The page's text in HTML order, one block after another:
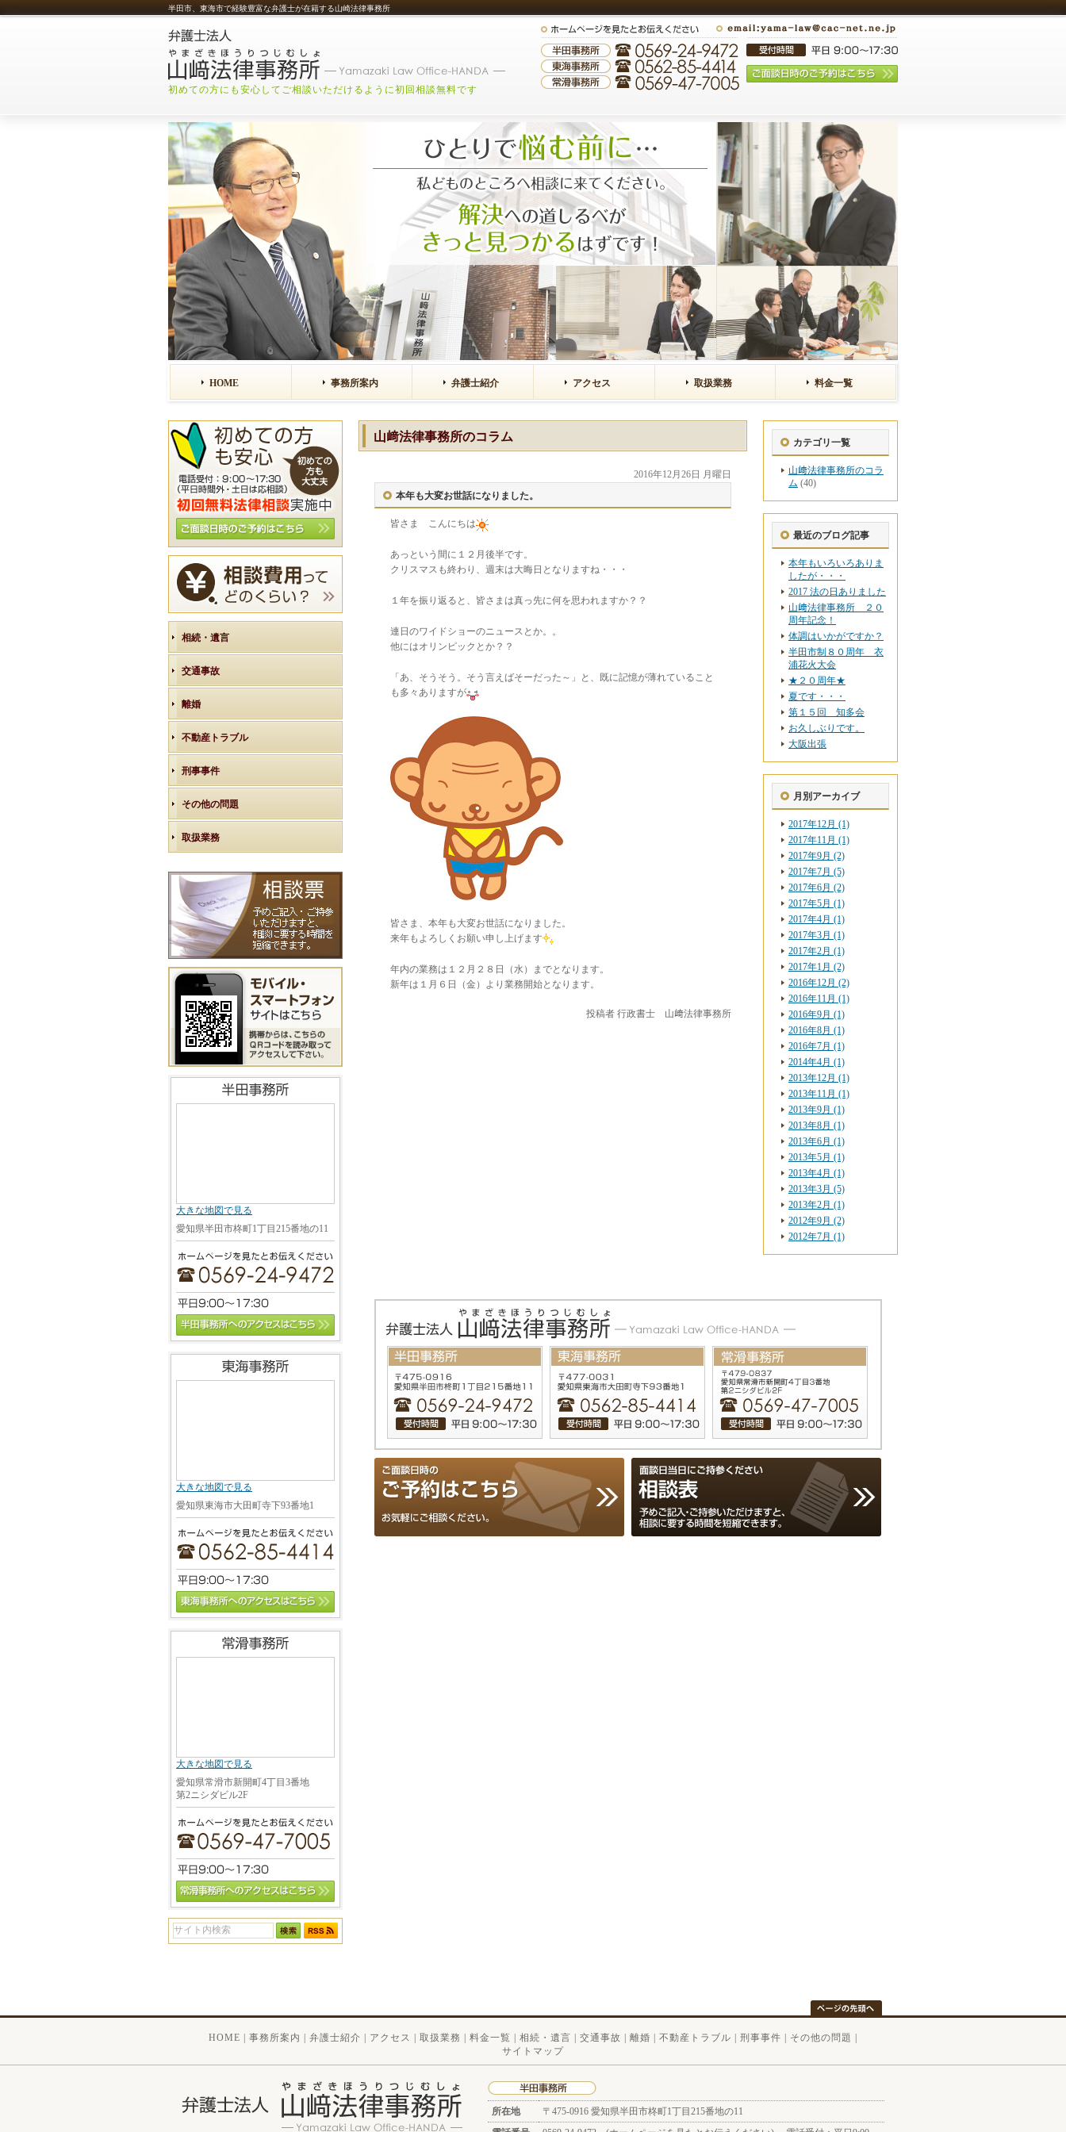
半田市、東海市で経験豊富な弁護士が在籍する山崎法律事務所
初めての方にも安心してご相談いただけるように初回相談無料です
HOME 事務所案内 弁護士紹介 アクセス 取扱業務 料金一覧
山﨑法律事務所のコラム
2016年12月26日 月曜日
本年も大変お世話になりました。
皆さま こんにちは
あっという間に１２月後半です。
クリスマスも終わり、週末は大晦日となりますね・・・
１年を振り返ると、皆さまは真っ先に何を思われますか？？
連日のワイドショーのニュースとか。。
他にはオリンピックとか？？
「あ、そうそう。そう言えばそーだった～」と、既に記憶が薄れていること
も多々ありますが
皆さま、本年も大変お世話になりました。
来年もよろしくお願い申し上げます
年内の業務は１２月２８日（水）までとなります。
新年は１月６日（金）より業務開始となります。
投稿者 行政書士 山﨑法律事務所
カテゴリ一覧
山﨑法律事務所のコラ
ム (40)
最近のブログ記事
本年もいろいろありま
したが・・・
2017 法の日ありました
山﨑法律事務所 ２０
周年記念！
体調はいかがですか？
半田市制８０周年 衣
浦花火大会
★２０周年★
夏です・・・
第１５回 知多会
お久しぶりです。
大阪出張
月別アーカイブ
2017年12月 (1)
2017年11月 (1)
2017年9月 (2)
2017年7月 (5)
2017年6月 (2)
2017年5月 (1)
2017年4月 (1)
2017年3月 (1)
2017年2月 (1)
2017年1月 (2)
2016年12月 (2)
2016年11月 (1)
2016年9月 (1)
2016年8月 (1)
2016年7月 (1)
2014年4月 (1)
2013年12月 (1)
2013年11月 (1)
2013年9月 (1)
2013年8月 (1)
2013年6月 (1)
2013年5月 (1)
2013年4月 (1)
2013年3月 (5)
2013年2月 (1)
2012年9月 (2)
2012年7月 (1)
相続・遺言
交通事故
離婚
不動産トラブル
刑事事件
その他の問題
取扱業務
大きな地図で見る
愛知県半田市柊町1丁目215番地の11
大きな地図で見る
愛知県東海市大田町寺下93番地1
大きな地図で見る
愛知県常滑市新開町4丁目3番地
第2ニシダビル2F
HOME 事務所案内 弁護士紹介 アクセス 取扱業務 料金一覧 相続・遺言 交通事故 離婚 不動産トラブル 刑事事件 その他の問題
サイトマップ
所在地 〒475-0916愛知県半田市柊町1丁目215番地の11